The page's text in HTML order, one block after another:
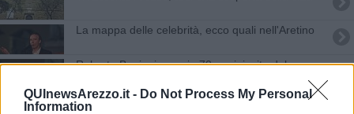
QUInewsArezzo.it - Do Not Process My Personal
Information
La mappa delle celebrità, ecco quali nell'Aretino
Roberto Benigni compie 70 anni, invito dal
Squilla il telefono del sindaco, è Roberto Benigni